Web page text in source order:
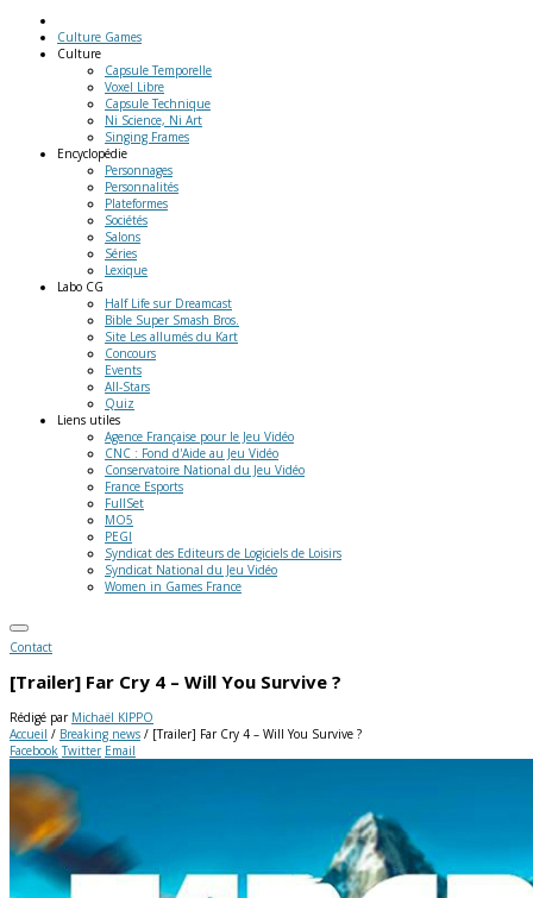
Culture Games
Culture
Capsule Temporelle
Voxel Libre
Capsule Technique
Ni Science, Ni Art
Singing Frames
Encyclopédie
Personnages
Personnalités
Plateformes
Sociétés
Salons
Séries
Lexique
Labo CG
Half Life sur Dreamcast
Bible Super Smash Bros.
Site Les allumés du Kart
Concours
Events
All-Stars
Quiz
Liens utiles
Agence Française pour le Jeu Vidéo
CNC : Fond d'Aide au Jeu Vidéo
Conservatoire National du Jeu Vidéo
France Esports
FullSet
MO5
PEGI
Syndicat des Editeurs de Logiciels de Loisirs
Syndicat National du Jeu Vidéo
Women in Games France
Contact
[Trailer] Far Cry 4 – Will You Survive ?
Rédigé par Michaël KIPPO
Accueil / Breaking news / [Trailer] Far Cry 4 – Will You Survive ?
Facebook Twitter Email